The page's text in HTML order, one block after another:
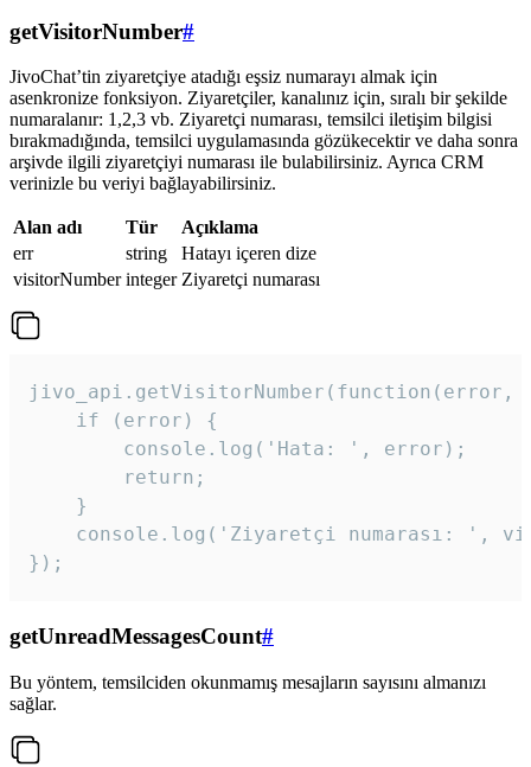
getVisitorNumber#
JivoChat’tin ziyaretçiye atadığı eşsiz numarayı almak için
asenkronize fonksiyon. Ziyaretçiler, kanalınız için, sıralı bir şekilde
numaralanır: 1,2,3 vb. Ziyaretçi numarası, temsilci iletişim bilgisi
bırakmadığında, temsilci uygulamasında gözükecektir ve daha sonra
arşivde ilgili ziyaretçiyi numarası ile bulabilirsiniz. Ayrıca CRM
verinizle bu veriyi bağlayabilirsiniz.
Alan adı Tür
Açıklama
err
string
Hatayı içeren dize
visitorNumber integer Ziyaretçi numarası
jivo_api.getVisitorNumber(function(error,
    if (error) {
        console.log('Hata: ', error);
        return;
    }
console.log('Ziyaretçi numarası: ',
});
getUnreadMessagesCount#
Bu yöntem, temsilciden okunmamış mesajların sayısını almanızı
sağlar.